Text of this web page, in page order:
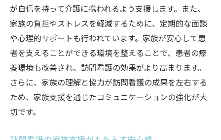
が自信を持って介護に携われるよう支援します。また、
家族の負担やストレスを軽減するために、定期的な面談
や心理的サポートも行われています。家族が安心して患
者を支えることができる環境を整えることで、患者の療
養環境も改善され、訪問看護の効果がより高まります。
さらに、家族の理解と協力が訪問看護の成果を左右する
ため、家族支援を通じたコミュニケーションの強化が大
切です。